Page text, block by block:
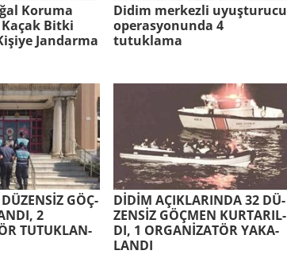
Ko­ru­ma
Bitki
Jan­dar­ma
Didim merkezli uyuşturucu
operasyonunda 4
tutuklama
GÖÇ­
2
TU­TUK­LAN­
DİDİM AÇIK­LA­RIN­DA 32 DÜ­
ZENSİZ GÖÇ­MEN KUR­TA­RIL­
DI, 1 ORGANİZATÖR YA­KA­
LAN­DI